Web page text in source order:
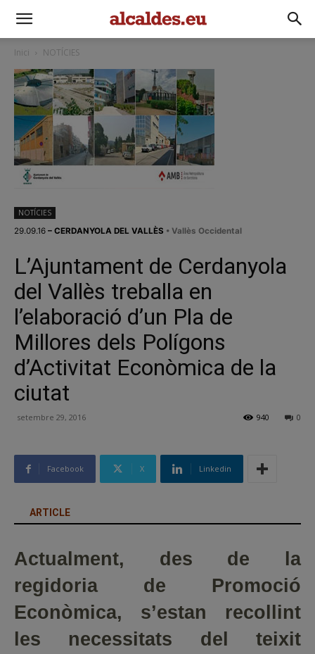
Inici NOTÍCIES
NOTÍCIES
29.09.16 – CERDANYOLA DEL VALLÈS • Vallès Occidental
L’Ajuntament de Cerdanyola
del Vallès treballa en
l’elaboració d’un Pla de
Millores dels Polígons
d’Activitat Econòmica de la
ciutat
setembre 29, 2016 0
940
Facebook X Linkedin
ARTICLE
Actualment, des de la
regidoria de Promoció
Econòmica, s’estan recollint
les necessitats del teixit